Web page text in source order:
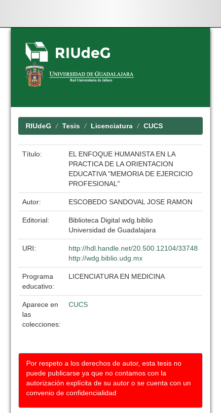
Skip
navigation
RIUdeG Tesis Licenciatura CUCS
Título:
EL ENFOQUE HUMANISTA EN LA
PRACTICA DE LA ORIENTACION
EDUCATIVA "MEMORIA DE EJERCICIO
PROFESIONAL"
Autor: ESCOBEDO SANDOVAL JOSE RAMON
Editorial:
Biblioteca Digital wdg.biblio
Universidad de Guadalajara
URI:
http://hdl.handle.net/20.500.12104/33748
http://wdg.biblio.udg.mx
Programa
educativo:
LICENCIATURA EN MEDICINA
Aparece en
las
colecciones:
CUCS
Por respeto a los derechos de autor, esta tesis no
puede publicarse ya que no contamos con la
autorización explícita de su autor o se cuenta con un
convenio de confidencialidad